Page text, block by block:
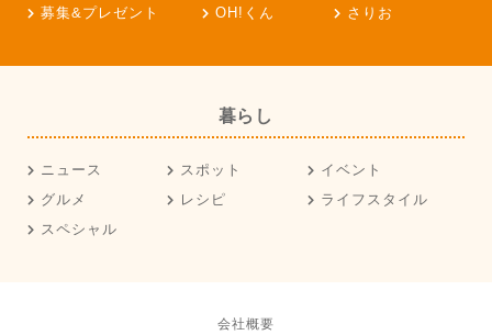
募集&プレゼント
OH!くん さりお
暮らし
ニュース スポット
イベント
グルメ
レシピ
ライフスタイル
スペシャル
会社概要